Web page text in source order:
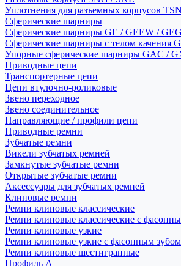
Уплотнения для разъемных корпусов
Сферические шарниры
Сферические шарниры GE / GEEW /
Сферические шарниры с телом качения
Упорные сферические шарниры GAC /
Приводные цепи
Транспортерные цепи
Цепи втулочно-роликовые
Звено переходное
Звено соединительное
Направляющие / профили цепи
Приводные ремни
Зубчатые ремни
Викели зубчатых ремней
Замкнутые зубчатые ремни
Открытые зубчатые ремни
Аксессуары для зубчатых ремней
Клиновые ремни
Ремни клиновые классические
Ремни клиновые классические с
Ремни клиновые узкие
Ремни клиновые узкие с фасонным зубом
Ремни клиновые шестигранные
Профиль A